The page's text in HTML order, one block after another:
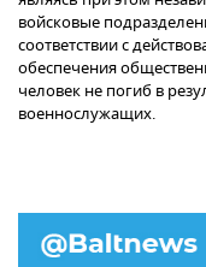
войсковые
соответствии с
обеспечения
человек не погиб в
военнослужащих.